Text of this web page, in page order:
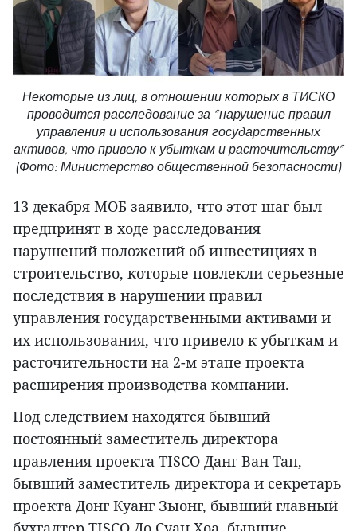
Некоторые из лиц, в отношении которых в ТИСКО
проводится расследование за “нарушение правил
управления и использования государственных
активов, что привело к убыткам и расточительству”
(Фото: Министерство общественной безопасности)
13 декабря МОБ заявило, что этот шаг был
предпринят в ходе расследования
нарушений положений об инвестициях в
строительство, которые повлекли серьезные
последствия в нарушении правил
управления государственными активами и
их использования, что привело к убыткам и
расточительности на 2-м этапе проекта
расширения производства компании.
Под следствием находятся бывший
постоянный заместитель директора
правления проекта TISCO Данг Ван Тап,
бывший заместитель директора и секретарь
проекта Донг Куанг Зыонг, бывший главный